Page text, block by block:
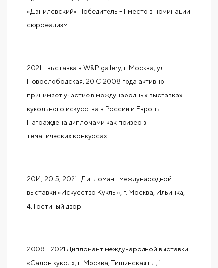
«Даниловский» Победитель - Il место в номинации
сюрреализм.
2021 - выставка в W&P gallery, г. Москва, ул.
Новослободская, 20 С 2008 года активно
принимает участие в международных выставках
кукольного искусства в России и Европы.
Награждена дипломами как призёр в
тематических конкурсах.
2014, 2015, 2021 -Дипломант международной
выставки «Искусство Куклы», г. Москва, Ильинка,
4, Гостиный двор.
2008 - 2021 Дипломант международной выставки
«Салон кукол», г. Москва, Тишинская пл, 1